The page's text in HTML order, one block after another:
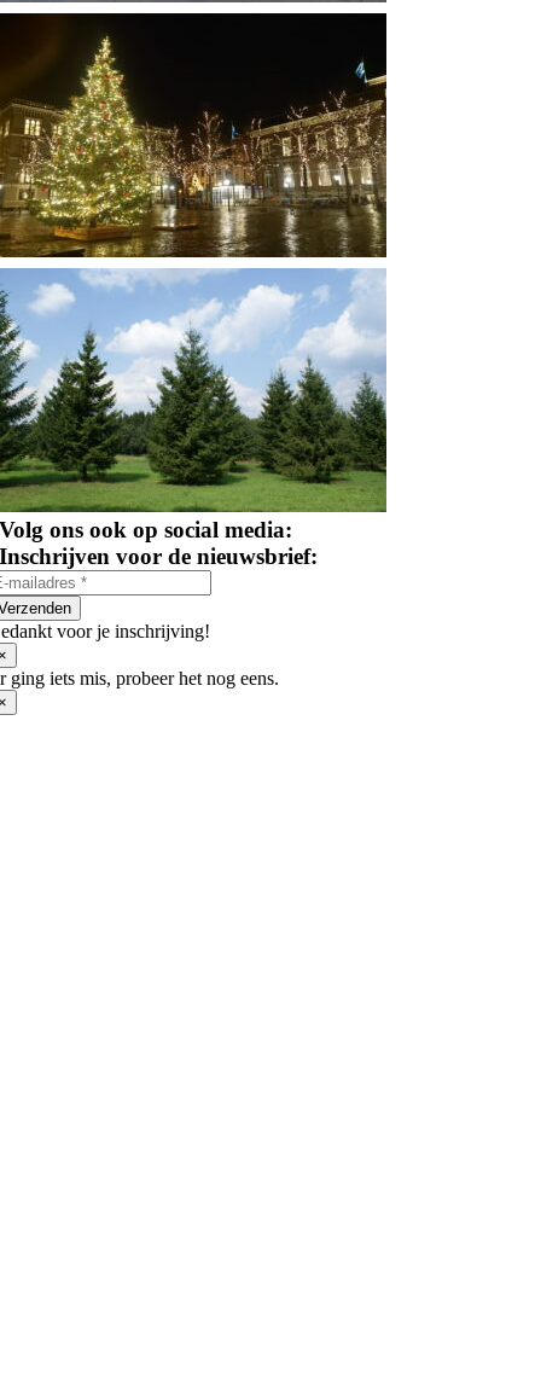
Volg ons ook op social media:
Inschrijven voor de nieuwsbrief:
voor je inschrijving!
ging iets mis, probeer het nog eens.